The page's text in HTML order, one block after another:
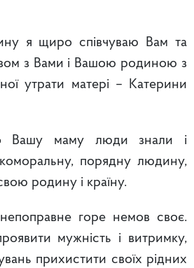
я щиро співчуваю Вам та
з Вами і Вашою родиною з
утрати матері – Катерини
Вашу маму люди знали і
порядну людину,
родину і країну.
горе немов своє.
мужність і витримку,
прихистити своїх рідних